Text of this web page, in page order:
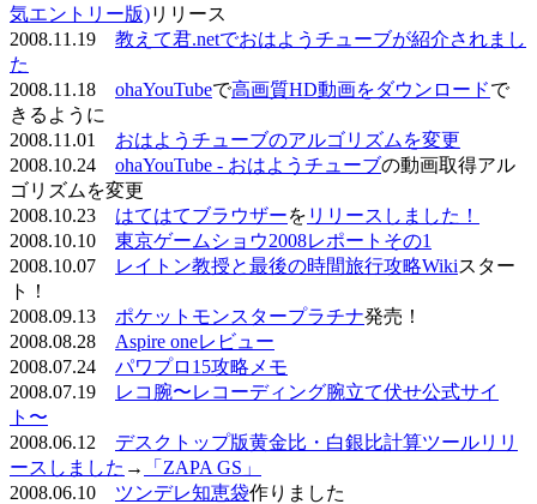
気エントリー版)リリース
2008.11.19 教えて君.netでおはようチューブが紹介されまし
た
2008.11.18 ohaYouTubeで高画質HD動画をダウンロードで
きるように
2008.11.01 おはようチューブのアルゴリズムを変更
2008.10.24 ohaYouTube - おはようチューブの動画取得アル
ゴリズムを変更
2008.10.23 はてはてブラウザーを リリースしました！
2008.10.10 東京ゲームショウ2008レポートその1
2008.10.07
レイトン教授と最後の時間旅行攻略Wikiスター
ト！
2008.09.13 ポケットモンスタープラチナ発売！
2008.08.28 Aspire oneレビュー
2008.07.24 パワプロ15攻略メモ
2008.07.19
レコ腕〜レコーディング腕立て伏せ公式サイ
ト〜
2008.06.12 デスクトップ版黄金比・白銀比計算ツールリリ
ースしました →
「ZAPA GS」
2008.06.10 ツンデレ知恵袋作りました